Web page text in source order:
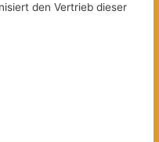
den Vertrieb dieser